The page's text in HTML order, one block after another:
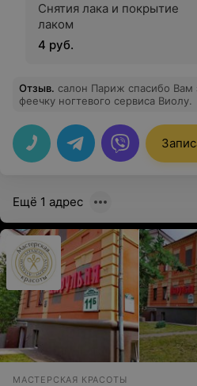
Cнятия лака и покрытие
лаком
4 руб.
Отзыв. салон Париж спасибо Вам
феечку ногтевого сервиса Виолу.
Ещё 1 адрес
МАСТЕРСКАЯ КРАСОТЫ